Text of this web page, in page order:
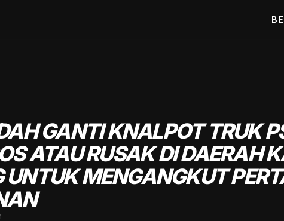
GANTI KNALPOT TRUK
ATAU RUSAK DI DAERAH
UNTUK MENGANGKUT